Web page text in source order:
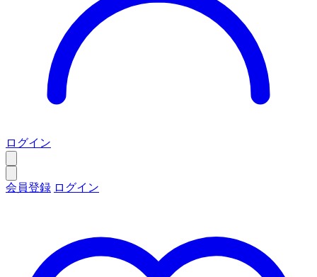
ログイン
会員登録 ログイン